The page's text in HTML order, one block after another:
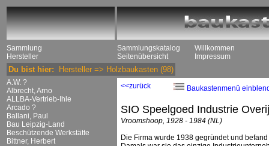
Sammlung
Hersteller
Sammlungskatalog
Seitenübersicht
Willkommen
Impressum
Du bist hier: Hersteller => Holzbaukasten (98)
A.W. ?
Albrecht, Arno
ALLBA-Vertrieb-Ihle
Arcado ?
Ballani, Paul
Bau Leipzig-Land
Beschützende Werkstätte
Bittner, Herbert
<<zurück Baukastenmenü
SIO Speelgoed Industrie
Vroomshoop, 1928 - 1984 (NL)
Die Firma wurde 1938 gegründet und